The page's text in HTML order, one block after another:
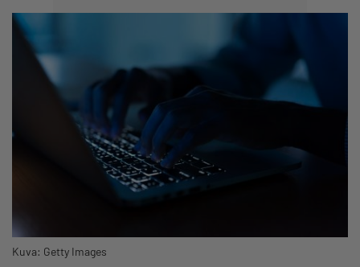
Kuva: Getty Images